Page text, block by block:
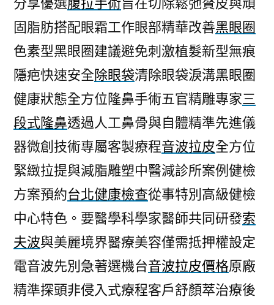
固脂肪搭配眼霜工作眼部精華改善黑眼圈
色素型黑眼圈建議避免刺激植髮新型無痕
隱疤快速安全除眼袋清除眼袋淚溝黑眼圈
健康狀態全方位隆鼻手術五官精雕專家三
段式隆鼻透過人工鼻骨與自體精準先進儀
器微創技術專屬客製療程音波拉皮全方位
緊緻拉提與減脂雕塑中醫減診所案例健檢
方案預約台北健康檢查從事特別高級健檢
中心特色。要醫學科學家醫師共同研發索
夫波與美麗境界醫療美容僅需抵押權設定
電音波先別急著選機台音波拉皮價格原廠
精準探頭非侵入式療程客戶舒顏萃治療後